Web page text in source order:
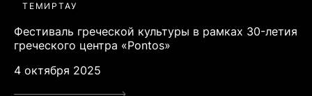
ТЕМИРТАУ
Фестиваль греческой культуры в рамках 30-летия
греческого центра «Pontos»
4 октября 2025